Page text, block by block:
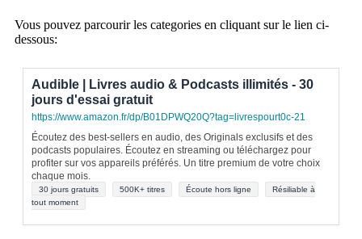
Vous pouvez parcourir les categories en cliquant sur le lien ci-
dessous:
Audible | Livres audio & Podcasts illimités - 30
jours d'essai gratuit
https://www.amazon.fr/dp/B01DPWQ20Q?tag=livrespourt0c-21
Écoutez des best-sellers en audio, des Originals exclusifs et des
podcasts populaires. Écoutez en streaming ou téléchargez pour
profiter sur vos appareils préférés. Un titre premium de votre choix
chaque mois.
30 jours gratuits 500K+ titres Écoute hors ligne
Résiliable à
tout moment